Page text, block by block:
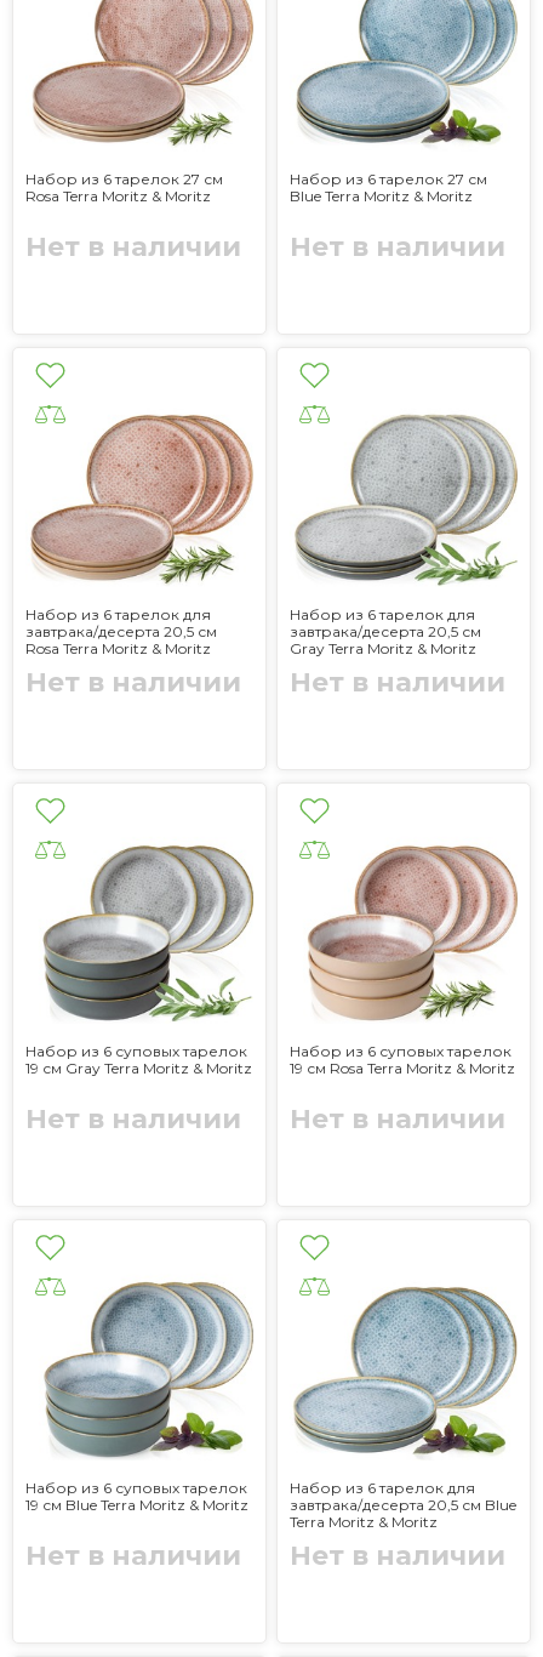
Набор из 6 тарелок 27 см
Rosa Terra Moritz & Moritz
Нет в наличии
Набор из 6 тарелок 27 см
Blue Terra Moritz & Moritz
Нет в наличии
Набор из 6 тарелок для
завтрака/десерта 20,5 см
Rosa Terra Moritz & Moritz
Нет в наличии
Набор из 6 тарелок для
завтрака/десерта 20,5 см
Gray Terra Moritz & Moritz
Нет в наличии
Набор из 6 суповых тарелок
19 см Gray Terra Moritz & Moritz
Нет в наличии
Набор из 6 суповых тарелок
19 см Rosa Terra Moritz & Moritz
Нет в наличии
Набор из 6 суповых тарелок
19 см Blue Terra Moritz & Moritz
Нет в наличии
Набор из 6 тарелок для
завтрака/десерта 20,5 см Blue
Terra Moritz & Moritz
Нет в наличии